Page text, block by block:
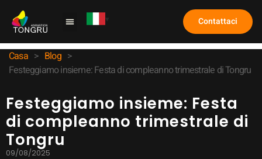
Contattaci
Casa > Blog >
Festeggiamo insieme: Festa di compleanno trimestrale di Tongru
Festeggiamo insieme: Festa
di compleanno trimestrale di
Tongru
09/08/2025